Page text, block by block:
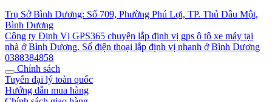
Trụ Sở Bình Dương: Số 709, Phường Phú Lợi, TP. Thủ Dầu Một,
Bình Dương
Công ty Định Vị GPS365 chuyên lắp định vị gps ô tô xe máy tại
nhà ở Bình Dương. Số điện thoại lắp định vị nhanh ở Bình Dương
0388384858
Chính sách
Tuyển đại lý toàn quốc
Hướng dẫn mua hàng